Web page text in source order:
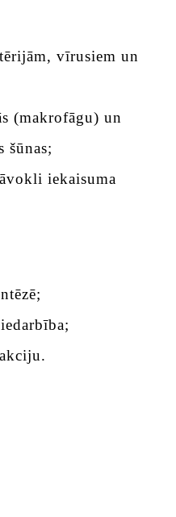
vīrusiem un
(makrofāgu) un
šūnas;
iekaisuma